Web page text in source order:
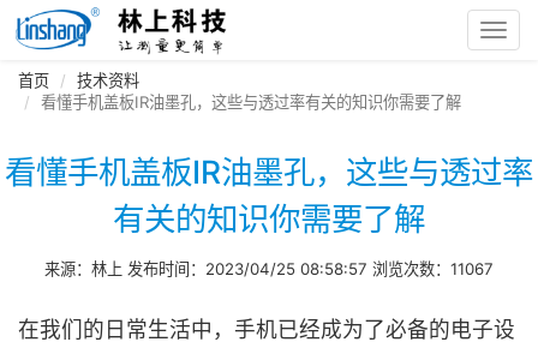
首页
技术资料
看懂手机盖板IR油墨孔，这些与透过率有关的知识你需要了解
看懂手机盖板IR油墨孔，这些与透过率
有关的知识你需要了解
来源：林上 发布时间：2023/04/25 08:58:57 浏览次数：11067
在我们的日常生活中，手机已经成为了必备的电子设